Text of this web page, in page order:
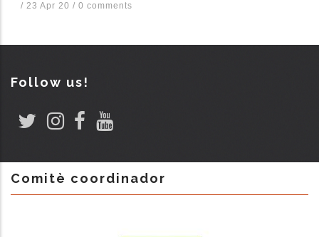
/ 23 Apr 20 / 0 comments
Follow us!
Comitè coordinador